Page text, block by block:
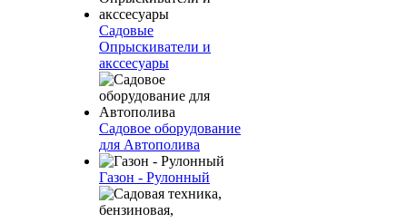
Садовые
Опрыскиватели и
акссесуары
Садовое оборудование
для Автополива
Газон - Рулонный